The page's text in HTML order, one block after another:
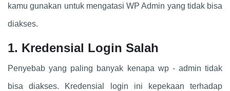
kamu gunakan untuk mengatasi WP Admin yang tidak bisa
diakses.
1. Kredensial Login Salah
Penyebab yang paling banyak kenapa wp - admin tidak
bisa diakses. Kredensial login ini kepekaan terhadap